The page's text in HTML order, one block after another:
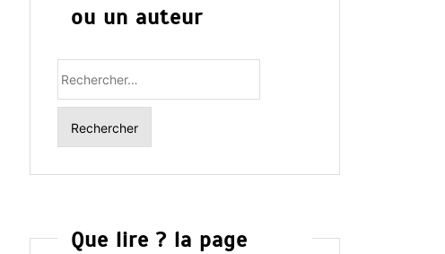
ou un auteur
Que lire ? la page